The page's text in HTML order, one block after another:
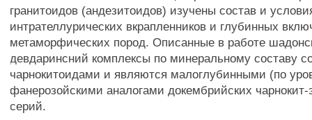
гранитоидов (андезитоидов) изучены состав и
интрателлурических вкрапленников и глубинных
метаморфических пород. Описанные в работе
девдаринсний комплексы по минеральному составу
чарнокитоидами и являются малоглубинными (по
фанерозойскими аналогами докембрийских
серий.